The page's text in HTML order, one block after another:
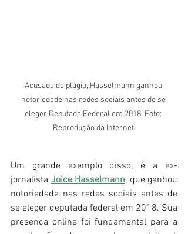
Acusada de plágio, Hasselmann ganhou
notoriedade nas redes sociais antes de se
eleger Deputada Federal em 2018. Foto:
Reprodução da Internet.
Um grande exemplo disso, é a ex-
jornalista Joice Hasselmann, que ganhou
notoriedade nas redes sociais antes de
se eleger deputada federal em 2018. Sua
presença online foi fundamental para a